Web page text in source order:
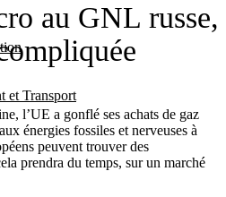
et Transport
au GNL russe,
l’UE a gonflé ses achats de gaz
énergies fossiles et nerveuses à
peuvent trouver des
prendra du temps, sur un marché